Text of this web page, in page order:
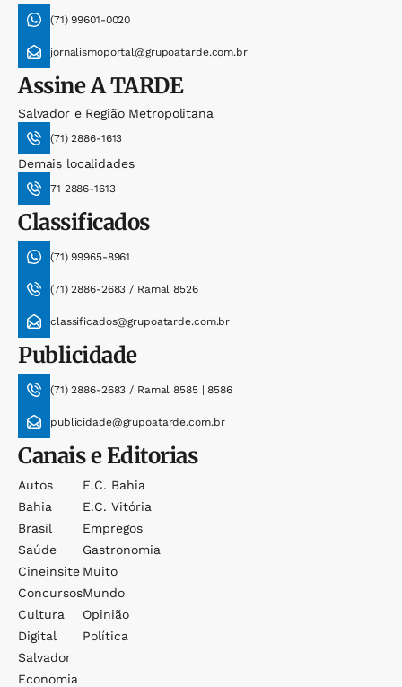
(71) 99601-0020
jornalismoportal@grupoatarde.com.br
AssineA TARDE
Salvador e Região Metropolitana
(71) 2886-1613
Demais localidades
71 2886-1613
Classificados
(71) 99965-8961
(71) 2886-2683 / Ramal 8526
classificados@grupoatarde.com.br
Publicidade
(71) 2886-2683 / Ramal 8585 | 8586
publicidade@grupoatarde.com.br
Canais e Editorias
Autos
Bahia
Brasil
Saúde
Cineinsite
Concursos
Cultura
Digital
Salvador
Economia
E.c. Bahia
E.c. Vitória
Empregos
Gastronomia
Muito
Mundo
Opinião
Política